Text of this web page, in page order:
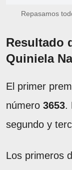
Repasamos
Resultado
Quiniela
El primer
número 3653.
segundo y
Los primeros